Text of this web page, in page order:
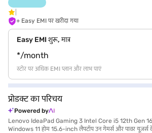
+ Easy EMI पर खरीदा गया
Easy EMI शुरू, मात्र
*/month
स्टोर पर अधिक EMI प्लान और लाभ पाएं
प्रोडक्ट का परिचय
Powered by
Lenovo IdeaPad Gaming 3 Intel Core i5 12th Gen 16
Windows 11 होम 15.6-inch लैपटॉप उन गेमर्स और पावर यूज़र्स